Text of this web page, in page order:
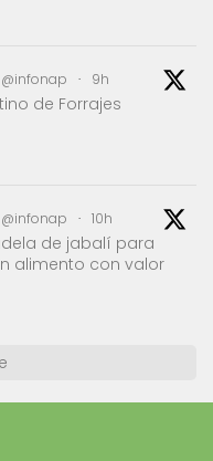
@infonap · 9h
de Forrajes
@infonap · 10h
de jabalí para
alimento con valor